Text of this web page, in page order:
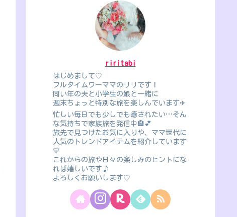
riritabi
はじめまして♡
フルタイムワーママのリリです！
同い年の夫と小学生の娘と一緒に
週末ちょっと特別な旅を楽しんでいます✈
忙しい毎日でも少しでも癒されたい…そん
な気持ちで家族旅を発信中🏨💕
旅先で見つけたお気に入りや、ママ世代に
人気のトレンドアイテムを紹介しています
💛
これからの旅や日々の楽しみのヒントにな
れば嬉しいです♪
よろしくお願いします♡